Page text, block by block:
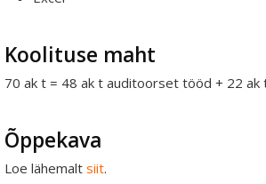
Koolituse maht
70 ak t = 48 ak t auditoorset tööd + 22
Õppekava
Loe lähemalt siit.